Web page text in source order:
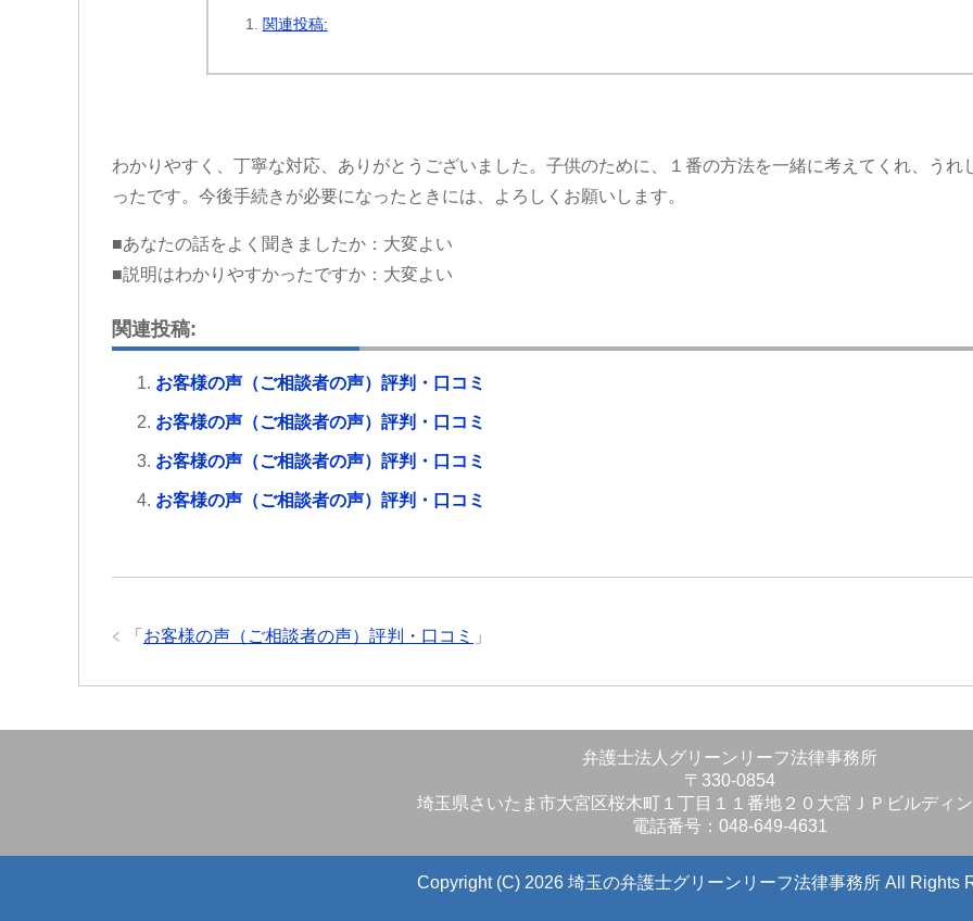
関連投稿:
わかりやすく、丁寧な対応、ありがとうございました。子供のために、１番の方法を一緒に考えてくれ、うれ
ったです。今後手続きが必要になったときには、よろしくお願いします。
■あなたの話をよく聞きましたか：大変よい
■説明はわかりやすかったですか：大変よい
関連投稿:
お客様の声（ご相談者の声）評判・口コミ
お客様の声（ご相談者の声）評判・口コミ
お客様の声（ご相談者の声）評判・口コミ
お客様の声（ご相談者の声）評判・口コミ
「 お客様の声（ご相談者の声）評判・口コミ 」
弁護士法人グリーンリーフ法律事務所
〒330-0854
埼玉県さいたま市大宮区桜木町１丁目１１番地２０大宮ＪＰビルディ
電話番号：048-649-4631
Copyright (C) 2026 埼玉の弁護士グリーンリーフ法律事務所 All Rights